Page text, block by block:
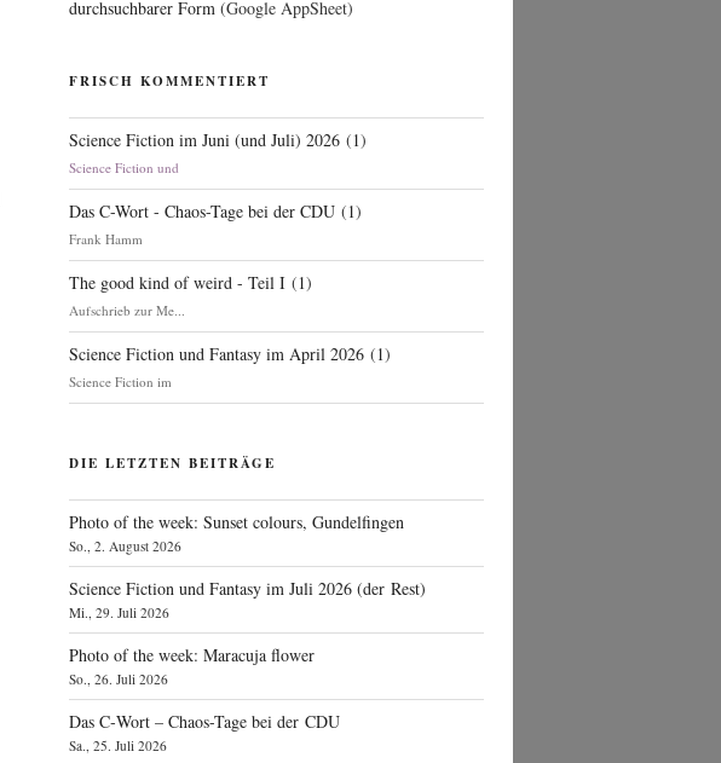
durchsuchbarer Form (Google AppSheet)
FRISCH KOMMENTIERT
Science Fiction im Juni (und Juli) 2026 (1)
Science Fiction und
Das C-Wort - Chaos-Tage bei der CDU (1)
Frank Hamm
The good kind of weird - Teil I (1)
Aufschrieb zur Me...
Science Fiction und Fantasy im April 2026 (1)
Science Fiction im
DIE LETZTEN BEITRÄGE
Photo of the week: Sunset colours, Gundelfingen
So., 2. August 2026
Science Fiction und Fantasy im Juli 2026 (der Rest)
Mi., 29. Juli 2026
Photo of the week: Maracuja flower
So., 26. Juli 2026
Das C‑Wort – Chaos-Tage bei der CDU
Sa., 25. Juli 2026